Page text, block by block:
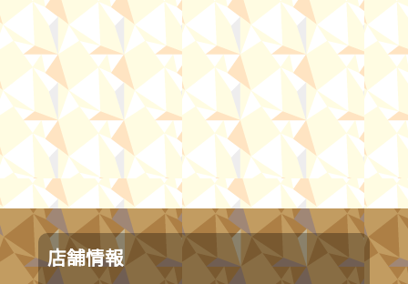
店舗情報